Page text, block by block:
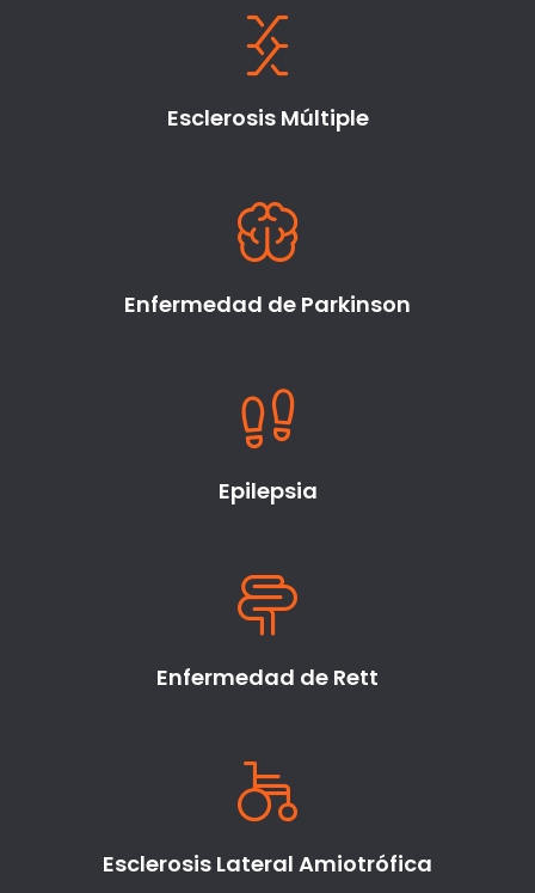
Esclerosis Múltiple
Enfermedad de Parkinson
Epilepsia
Enfermedad de Rett
Esclerosis Lateral Amiotrófica